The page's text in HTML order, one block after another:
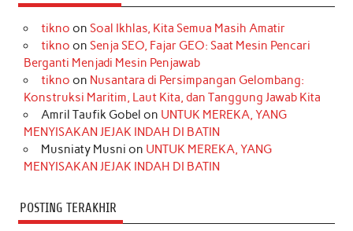
e
b
o
k
t
a
r
a
m
T
o
k
t
e
r
e
s
t
k
e
d
I
n
t
t
r
T
u
e
tikno on Soal Ikhlas, Kita Semua Masih Amatir
tikno on Senja SEO, Fajar GEO: Saat Mesin Pencari
Berganti Menjadi Mesin Penjawab
tikno on Nusantara di Persimpangan Gelombang:
Konstruksi Maritim, Laut Kita, dan Tanggung Jawab Kita
Amril Taufik Gobel on UNTUK MEREKA, YANG
MENYISAKAN JEJAK INDAH DI BATIN
Musniaty Musni on UNTUK MEREKA, YANG
MENYISAKAN JEJAK INDAH DI BATIN
POSTING TERAKHIR